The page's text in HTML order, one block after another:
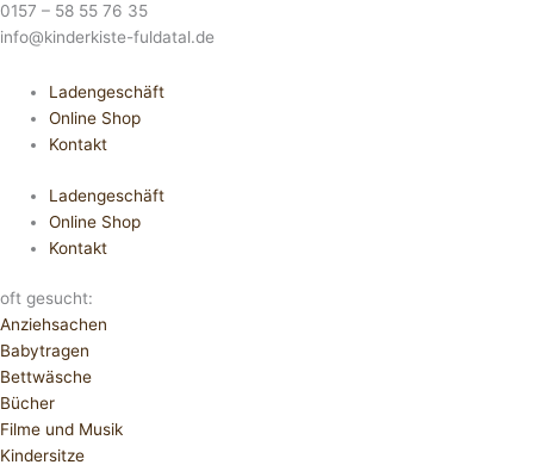
0157 – 58 55 76 35
info@kinderkiste-fuldatal.de
Ladengeschäft
Online Shop
Kontakt
Ladengeschäft
Online Shop
Kontakt
oft gesucht:
Anziehsachen
Babytragen
Bettwäsche
Bücher
Filme und Musik
Kindersitze